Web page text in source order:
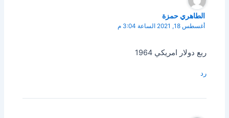
الطاهري حمزة
أغسطس 18, 2021 الساعة 3:04 م
ربع دولار امريكي 1964
رد